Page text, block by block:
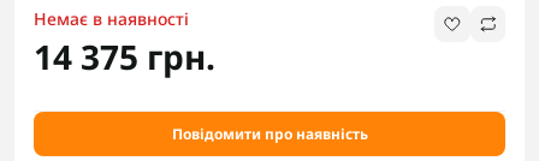
Немає в наявності
14 375 грн.
Повідомити про наявність